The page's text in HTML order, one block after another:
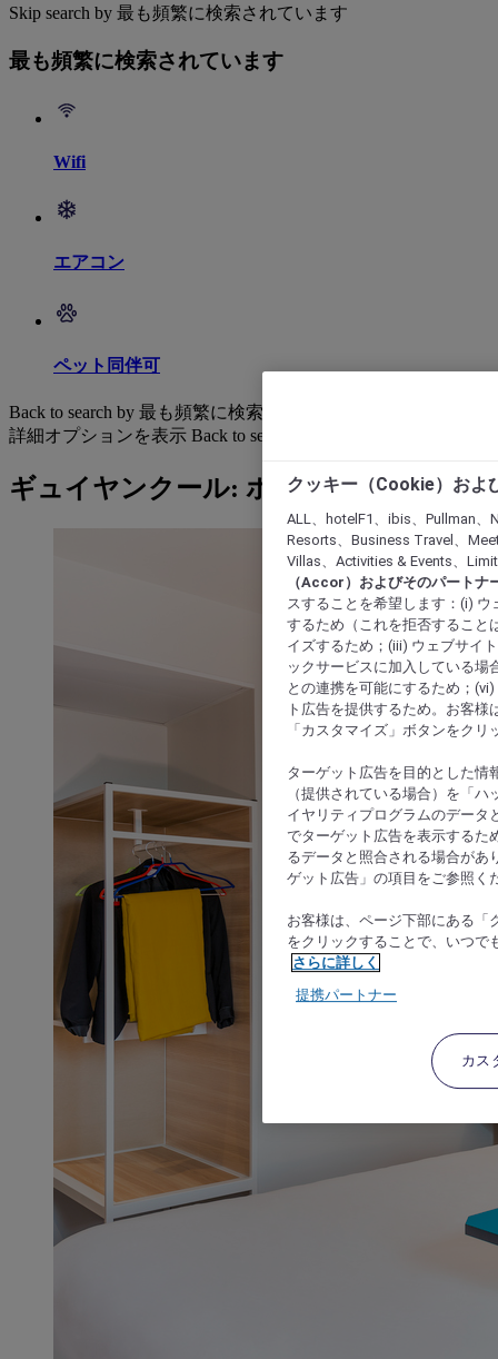
Skip search by 最も頻繁に検索されています
最も頻繁に検索されています
Wifi
エアコン
ペット同伴可
Back to search by 最も頻繁に検索されています
詳細オプションを表示 Back to search by categories
ギュイヤンクール: ホテルを検索する
クッキー（Cookie）およ
ALL、hotelF1、ibis、Pullman
Resorts、Business Travel、
Villas、Activities & Events、
（Accor）およびそのパートナ
スすることを希望します：(i)
するため（これを拒否すること
イズするため；(iii) ウェブサイ
ックサービスに加入している場
との連携を可能にするため；
ト広告を提供するため。お客
「カスタマイズ」ボタンをク
ターゲット広告を目的とした情
（提供されている場合）を「
イヤリティプログラムのデータ
でターゲット広告を表示するた
るデータと照合される場合があ
ゲット広告」の項目をご参照く
お客様は、ページ下部にある「
をクリックすることで、いつで
さらに詳しく
提携パートナー
カス